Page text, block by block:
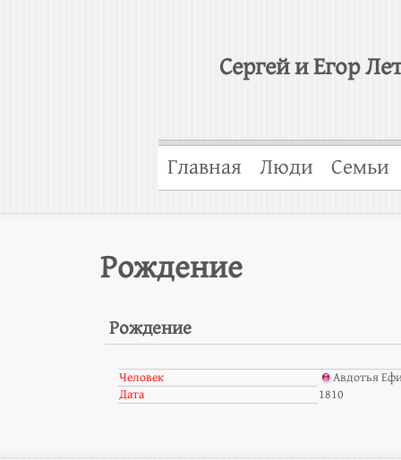
Сергей и Егор
Главная Люди Семьи
Рождение
Рождение
Человек
Авдотья
Дата
1810